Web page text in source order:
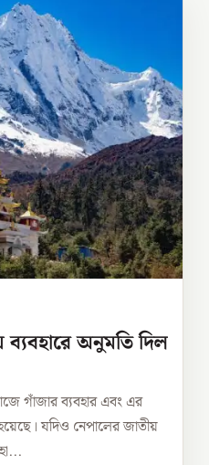
ব্যবহারে অনুমতি দিল
গাঁজার ব্যবহার এবং এর
যদিও নেপালের জাতীয়